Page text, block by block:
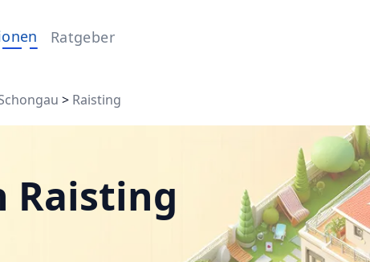
Ratgeber
> Raisting
Raisting